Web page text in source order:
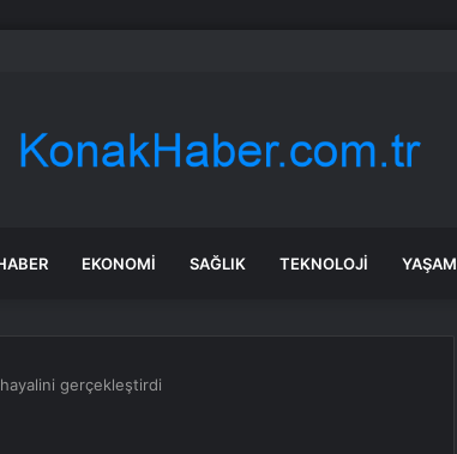
ve Pakistan savunma anlaşması imzalayacak
EKONOMI SAĞLIK TEKNOLOJI YAŞAM
gerçekleştirdi